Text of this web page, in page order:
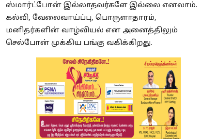
ஸ்மார்ட்போன் இல்லாதவர்களே இல்லை எனலாம்.
கல்வி, வேலைவாய்ப்பு, பொருளாதாரம்,
மனிதர்களின் வாழ்வியல் என அனைத்திலும்
செல்போன் முக்கிய பங்கு வகிக்கிறது.